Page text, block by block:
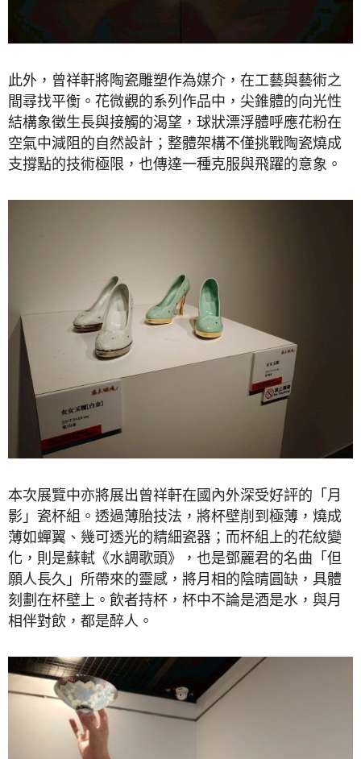
此外，曾祥軒將陶瓷雕塑作為媒介，在工藝與藝術之
間尋找平衡。花微觀的系列作品中，尖錐體的向光性
結構象徵生長與接觸的渴望，球狀漂浮體呼應花粉在
空氣中減阻的自然設計；整體架構不僅挑戰陶瓷燒成
支撐點的技術極限，也傳達一種克服與飛躍的意象。
本次展覽中亦將展出曾祥軒在國內外深受好評的「月
影」瓷杯組。透過薄胎技法，將杯壁削到極薄，燒成
薄如蟬翼、幾可透光的精細瓷器；而杯組上的花紋變
化，則是蘇軾《水調歌頭》，也是鄧麗君的名曲「但
願人長久」所帶來的靈感，將月相的陰晴圓缺，具體
刻劃在杯壁上。飲者持杯，杯中不論是酒是水，與月
相伴對飲，都是醉人。